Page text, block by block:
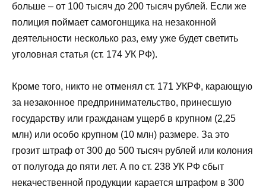
больше – от 100 тысяч до 200 тысяч рублей. Если же
полиция поймает самогонщика на незаконной
деятельности несколько раз, ему уже будет светить
уголовная статья (ст. 174 УК РФ).
Кроме того, никто не отменял ст. 171 УКРФ, карающую
за незаконное предпринимательство, принесшую
государству или гражданам ущерб в крупном (2,25
млн) или особо крупном (10 млн) размере. За это
грозит штраф от 300 до 500 тысяч рублей или колония
от полугода до пяти лет. А по ст. 238 УК РФ сбыт
некачественной продукции карается штрафом в 300